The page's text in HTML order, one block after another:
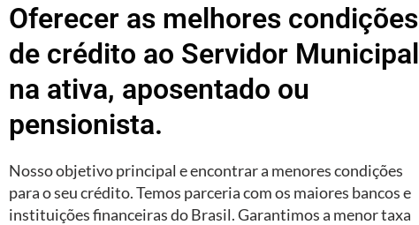
Oferecer as melhores condições
de crédito ao Servidor Municipal
na ativa, aposentado ou
pensionista.
Nosso objetivo principal e encontrar a menores condições
para o seu crédito. Temos parceria com os maiores bancos e
instituições financeiras do Brasil. Garantimos a menor taxa